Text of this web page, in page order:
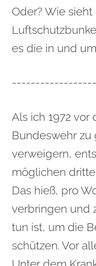
Oder? Wie
es die in und
Als ich 1972 vor
Bundeswehr zu
verweigern,
möglichen
Das hieß, pro
verbringen und
tun ist, um die
schützen. Vor